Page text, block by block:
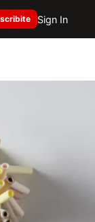
Sign In